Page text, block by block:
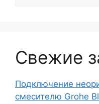
Свежие
Подключение
смесителю Grohe